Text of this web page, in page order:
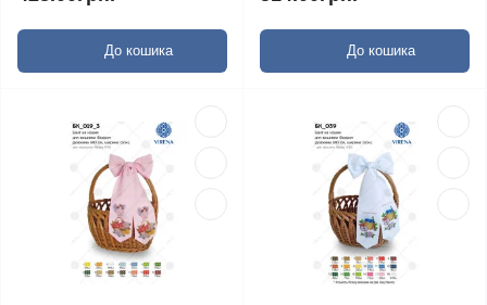
До кошика До кошика